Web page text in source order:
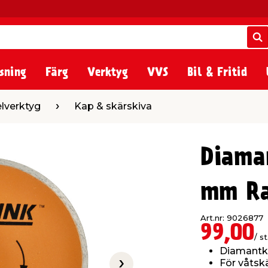
Färg Verktyg VVS Bil & Fritid
Kap & skärskivaKap & skärskiva
mm
Art.nr: 9026877
99,00/ st.
För